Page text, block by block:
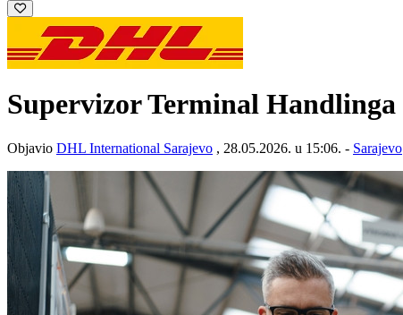
Supervizor Terminal Handlinga
Objavio DHL International Sarajevo , 28.05.2026. u 15:06. - Sarajevo